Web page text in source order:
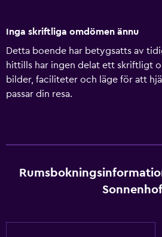
Inga skriftliga omdömen ännu
Detta boende har betygsatts av
hittills har ingen delat ett skriftligt
bilder, faciliteter och läge för att
passar din resa.
Sonnenhof